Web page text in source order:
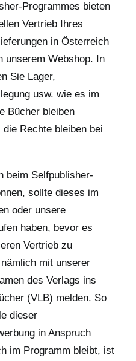
Programmes bieten
Vertrieb Ihres
in Österreich
unserem Webshop. In
Sie Lager,
usw. wie es im
Bücher bleiben
Rechte bleiben bei
beim Selfpublisher-
sollte dieses im
oder unsere
haben, bevor es
Vertrieb zu
mit unserer
des Verlags ins
(VLB) melden. So
dieser
in Anspruch
im Programm bleibt, ist